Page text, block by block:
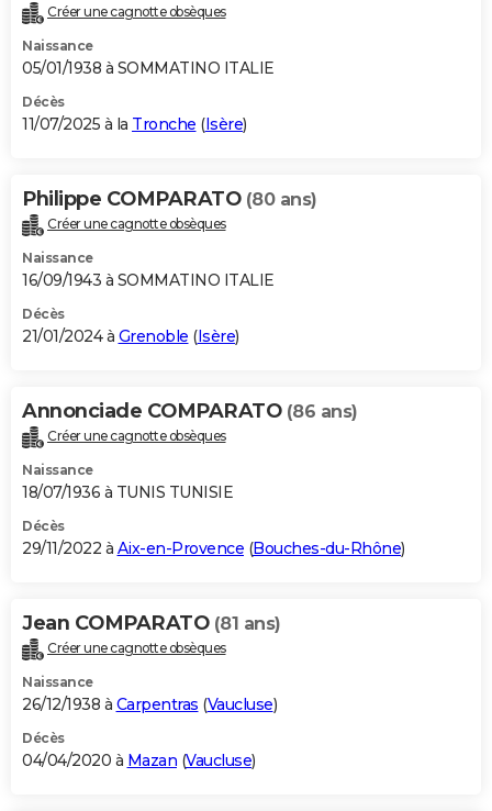
Destinations
City break
Voyage nature
Voyage de noces
Forum
Climat
+PHOTO
GUIDES D'ACHAT
BONS PLANS
Carte de Noël
Carte Bonne année
Carte Saint-Valentin
Carte Pâques
Carte d'anniversaire
DICTIONNAIRE
Dictionnaire
Biographies
Citations
Expressions
Proverbes
PROGRAMME TV
S'inscrire
Se connecter
Lycées
Collèges
Primaires
Universités
Entreprises
Service militaire
Avis de recherche
AVIS DE DÉCÈS
Bricolage
Lifestyle
Culture
Sport
Auto
Television
Voyage
Cinema
Créer une cagnotte obsèques
Naissance
05/01/1938 à SOMMATINO ITALIE
Décès
11/07/2025 à la Tronche (Isère)
Philippe COMPARATO (80 ans)
Créer une cagnotte obsèques
Naissance
16/09/1943 à SOMMATINO ITALIE
Décès
21/01/2024 à Grenoble (Isère)
Annonciade COMPARATO (86 ans)
Créer une cagnotte obsèques
Naissance
18/07/1936 à TUNIS TUNISIE
Décès
29/11/2022 à Aix-en-Provence (Bouches-du-Rhône)
Jean COMPARATO (81 ans)
Créer une cagnotte obsèques
Naissance
26/12/1938 à Carpentras (Vaucluse)
Décès
04/04/2020 à Mazan (Vaucluse)